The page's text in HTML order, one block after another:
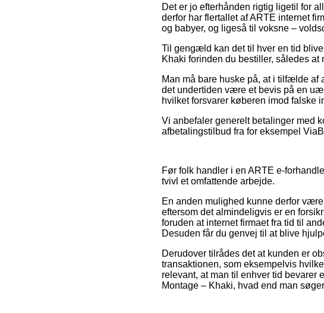
Det er jo efterhånden rigtig ligetil for
derfor har flertallet af ARTE internet
og babyer, og ligeså til voksne –
Til gengæld kan det til hver en tid
Khaki forinden du bestiller, således
Man må bare huske på, at i tilfælde af
det undertiden være et bevis på en
hvilket forsvarer køberen imod falske
Vi anbefaler generelt betalinger med
afbetalingstilbud fra for eksempel
Før folk handler i en ARTE e-
tvivl et omfattende arbejde.
En anden mulighed kunne derfor
eftersom det almindeligvis er en
foruden at internet firmaet fra tid til
Desuden får du genvej til at blive
Derudover tilrådes det at kunden er
transaktionen, som eksempelvis
relevant, at man til enhver tid bevarer
Montage – Khaki, hvad end man